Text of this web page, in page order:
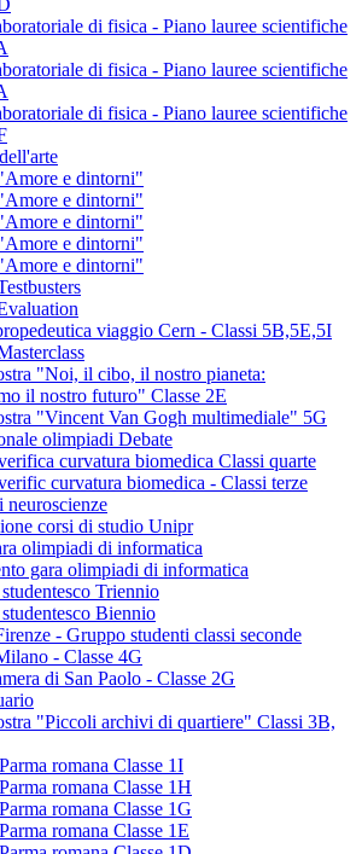
di fisica - Piano lauree scientifiche
di fisica - Piano lauree scientifiche
di fisica - Piano lauree scientifiche
e dintorni"
e dintorni"
e dintorni"
e dintorni"
e dintorni"
viaggio Cern - Classi 5B,5E,5I
"Noi, il cibo, il nostro pianeta:
il nostro futuro" Classe 2E
"Vincent Van Gogh multimediale" 5G
olimpiadi Debate
curvatura biomedica Classi quarte
curvatura biomedica - Classi terze
corsi di studio Unipr
olimpiadi di informatica
gara olimpiadi di informatica
Triennio
Biennio
- Gruppo studenti classi seconde
- Classe 4G
di San Paolo - Classe 2G
"Piccoli archivi di quartiere" Classi 3B,
romana Classe 1I
romana Classe 1H
romana Classe 1G
romana Classe 1E